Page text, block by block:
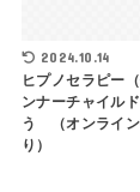
2024.10.14
ヒプノセラピー
ンナーチャイル
う （オンライン
り）